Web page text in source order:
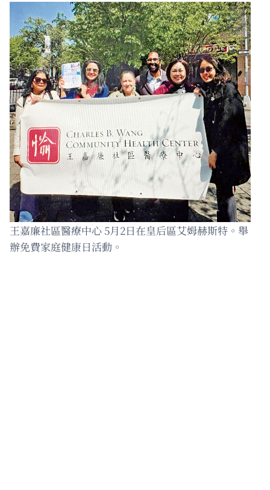
王嘉廉社區醫療中心 5月2日在皇后區艾姆赫斯特。舉
辦免費家庭健康日活動。